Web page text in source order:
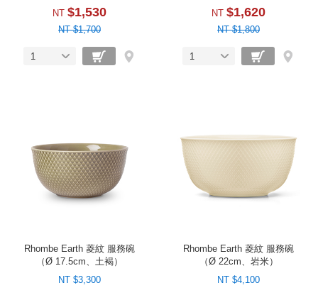
NT $1,530
NT $1,700
1
NT $1,620
NT $1,800
1
Rhombe Earth 菱紋 服務碗
（Ø 17.5cm、土褐）
NT $3,300
Rhombe Earth 菱紋 服務碗
（Ø 22cm、岩米）
NT $4,100